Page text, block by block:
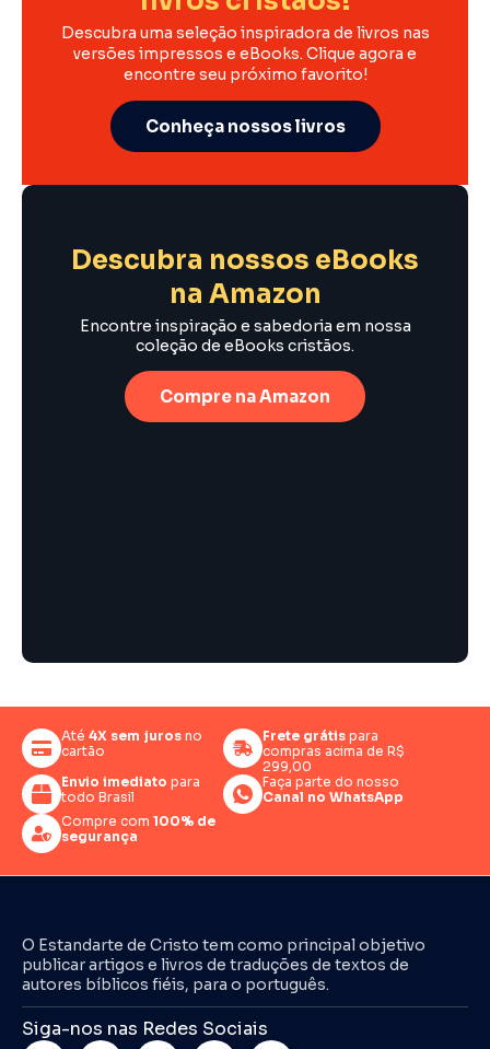
Descubra uma seleção inspiradora de livros nas
versões impressos e eBooks. Clique agora e
encontre seu próximo favorito!
Conheça nossos livros
Descubra nossos eBooks
na Amazon
Encontre inspiração e sabedoria em nossa
coleção de eBooks cristãos.
Compre na Amazon
Até 4X sem juros no
cartão
Frete grátispara
compras acima de R$
299,00
Envio imediato para
todo Brasil
Faça parte do nosso
Canal no WhatsApp
Compre com 100% de
segurança
O Estandarte de Cristo tem como principal objetivo
publicar artigos e livros de traduções de textos de
autores bíblicos fiéis, para o português.
Siga-nos nas Redes Sociais